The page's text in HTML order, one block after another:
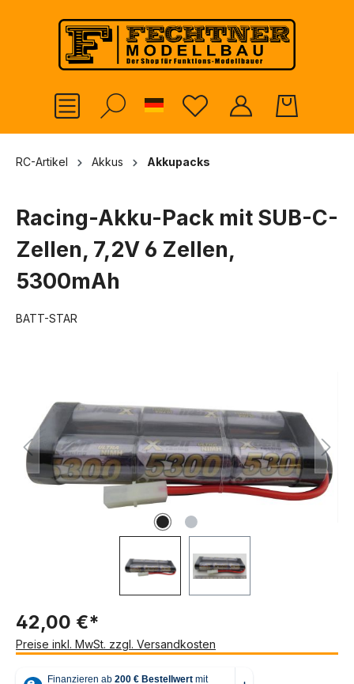
springen
German
RC-Artikel Akkus Akkupacks
Racing-Akku-Pack mit SUB-C-
Zellen, 7,2V 6 Zellen,
5300mAh
BATT-STAR
42,00 €*
Preise inkl. MwSt. zzgl. Versandkosten